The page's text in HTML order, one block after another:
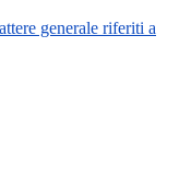
generale riferiti a